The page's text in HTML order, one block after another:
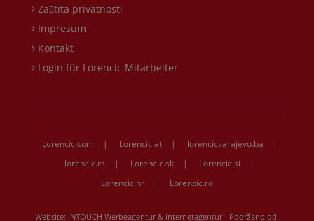
Zaštita privatnosti
Impresum
Kontakt
Login für Lorencic Mitarbeiter
Lorencic.com | Lorencic.at | lorencicsarajevo.ba
|
lorencic.rs
| Lorencic.sk | Lorencic.si
|
Lorencic.hr
| Lorencic.ro
Website: INTOUCH Werbeagentur & Internetagentur- Podržano od: